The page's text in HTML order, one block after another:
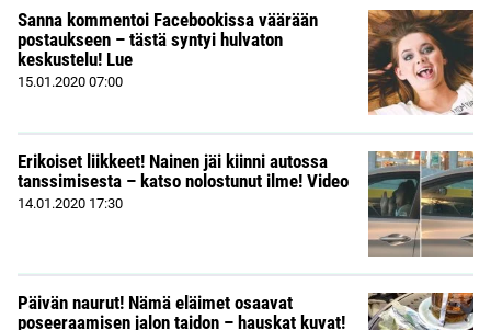
Sanna kommentoi Facebookissa väärään
postaukseen – tästä syntyi hulvaton
keskustelu! Lue
15.01.2020 07:00
Erikoiset liikkeet! Nainen jäi kiinni autossa
tanssimisesta – katso nolostunut ilme! Video
14.01.2020 17:30
Päivän naurut! Nämä eläimet osaavat
poseeraamisen jalon taidon – hauskat kuvat!